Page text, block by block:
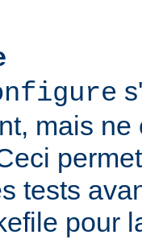
mais
tests
pour